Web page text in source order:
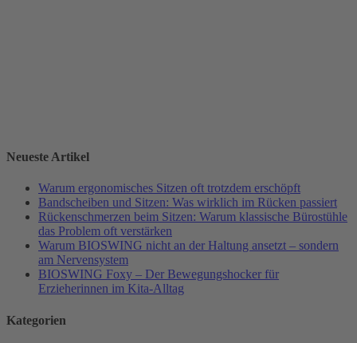
Neueste Artikel
Warum ergonomisches Sitzen oft trotzdem erschöpft
Bandscheiben und Sitzen: Was wirklich im Rücken passiert
Rückenschmerzen beim Sitzen: Warum klassische Bürostühle
das Problem oft verstärken
Warum BIOSWING nicht an der Haltung ansetzt – sondern
am Nervensystem
BIOSWING Foxy – Der Bewegungshocker für
Erzieherinnen im Kita-Alltag
Kategorien